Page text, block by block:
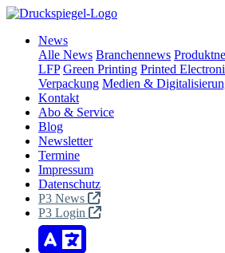
News
Alle News Branchennews
LFP Green Printing Printed
Verpackung Medien &
Kontakt
Abo & Service
Blog
Newsletter
Termine
Impressum
Datenschutz
P3 News
P3 Login